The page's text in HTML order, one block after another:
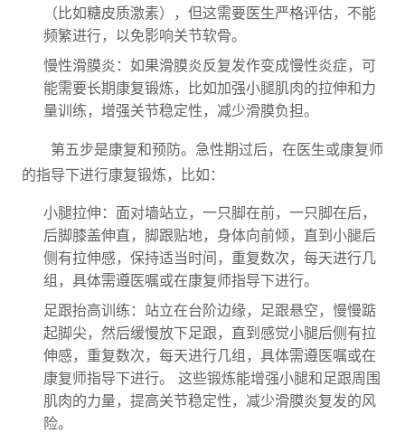
（比如糖皮质激素），但这需要医生严格评估，不能
频繁进行，以免影响关节软骨。
慢性滑膜炎：如果滑膜炎反复发作变成慢性炎症，可
能需要长期康复锻炼，比如加强小腿肌肉的拉伸和力
量训练，增强关节稳定性，减少滑膜负担。
第五步是康复和预防。急性期过后，在医生或康复师
的指导下进行康复锻炼，比如：
小腿拉伸：面对墙站立，一只脚在前，一只脚在后，
后脚膝盖伸直，脚跟贴地，身体向前倾，直到小腿后
侧有拉伸感，保持适当时间，重复数次，每天进行几
组，具体需遵医嘱或在康复师指导下进行。
足跟抬高训练：站立在台阶边缘，足跟悬空，慢慢踮
起脚尖，然后缓慢放下足跟，直到感觉小腿后侧有拉
伸感，重复数次，每天进行几组，具体需遵医嘱或在
康复师指导下进行。 这些锻炼能增强小腿和足跟周围
肌肉的力量，提高关节稳定性，减少滑膜炎复发的风
险。